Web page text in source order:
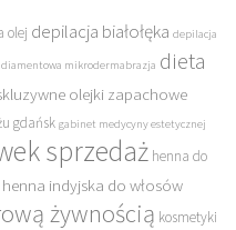
olej depilacja białołęka depilacja
diamentowa mikrodermabrazja dieta
olejki zapachowe
gdańsk gabinet medycyny estetycznej
sprzedaż henna do
henna indyjska do włosów
żywnością kosmetyki